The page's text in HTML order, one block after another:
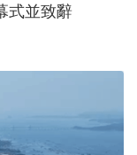
式並致辭